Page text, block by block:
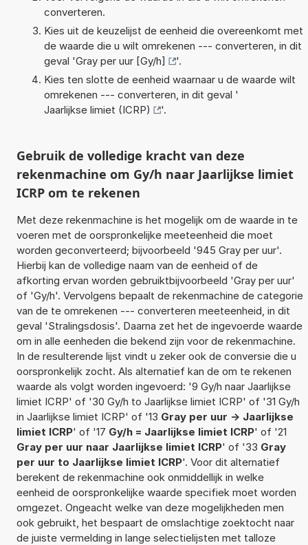
converteren.
Kies uit de keuzelijst de eenheid die overeenkomt met
de waarde die u wilt omrekenen --- converteren, in dit
geval 'Gray per uur [Gy/h]
'.
Kies ten slotte de eenheid waarnaar u de waarde wilt
omrekenen --- converteren, in dit geval '
Jaarlijkse limiet (ICRP)
'.
Gebruik de volledige kracht van deze
rekenmachine om Gy/h naar Jaarlijkse limiet
ICRP om te rekenen
Met deze rekenmachine is het mogelijk om de waarde in te
voeren met de oorspronkelijke meeteenheid die moet
worden geconverteerd; bijvoorbeeld '945 Gray per uur'.
Hierbij kan de volledige naam van de eenheid of de
afkorting ervan worden gebruiktbijvoorbeeld 'Gray per uur'
of 'Gy/h'. Vervolgens bepaalt de rekenmachine de categorie
van de te omrekenen --- converteren meeteenheid, in dit
geval 'Stralingsdosis'. Daarna zet het de ingevoerde waarde
om in alle eenheden die bekend zijn voor de rekenmachine.
In de resulterende lijst vindt u zeker ook de conversie die u
oorspronkelijk zocht. Als alternatief kan de om te rekenen
waarde als volgt worden ingevoerd: '9 Gy/h naar Jaarlijkse
limiet ICRP' of '30 Gy/h to Jaarlijkse limiet ICRP' of '31 Gy/h
in Jaarlijkse limiet ICRP' of '13 Gray per uur -> Jaarlijkse
limiet ICRP' of '17 Gy/h = Jaarlijkse limiet ICRP' of '21
Gray per uur naar Jaarlijkse limiet ICRP' of '33 Gray
per uur to Jaarlijkse limiet ICRP'. Voor dit alternatief
berekent de rekenmachine ook onmiddellijk in welke
eenheid de oorspronkelijke waarde specifiek moet worden
omgezet. Ongeacht welke van deze mogelijkheden men
ook gebruikt, het bespaart de omslachtige zoektocht naar
de juiste vermelding in lange selectielijsten met talloze